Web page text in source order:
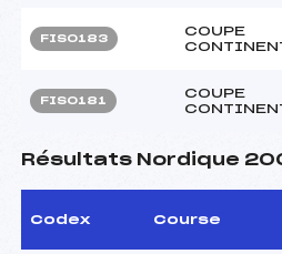
FIS0183
COUPE
FIS0181
COUPE
Résultats Nordique
Codex Course